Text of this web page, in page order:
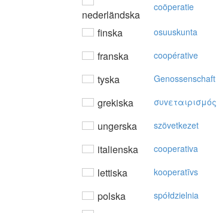
nederländska
coöperatie
finska osuuskunta
franska coopérative
tyska Genossenschaft
grekiska συvεταιρισμός
ungerska szövetkezet
italienska cooperativa
lettiska kooperatīvs
polska spółdzielnia